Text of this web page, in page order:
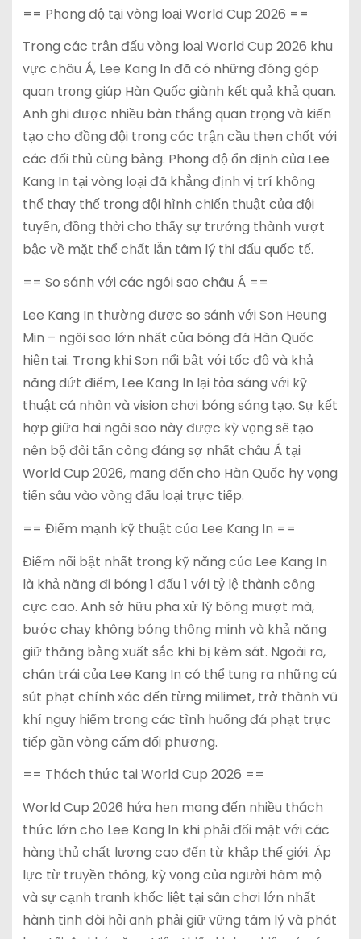
== Phong độ tại vòng loại World Cup 2026 ==
Trong các trận đấu vòng loại World Cup 2026 khu
vực châu Á, Lee Kang In đã có những đóng góp
quan trọng giúp Hàn Quốc giành kết quả khả quan.
Anh ghi được nhiều bàn thắng quan trọng và kiến
tạo cho đồng đội trong các trận cầu then chốt với
các đối thủ cùng bảng. Phong độ ổn định của Lee
Kang In tại vòng loại đã khẳng định vị trí không
thể thay thế trong đội hình chiến thuật của đội
tuyển, đồng thời cho thấy sự trưởng thành vượt
bậc về mặt thể chất lẫn tâm lý thi đấu quốc tế.
== So sánh với các ngôi sao châu Á ==
Lee Kang In thường được so sánh với Son Heung
Min – ngôi sao lớn nhất của bóng đá Hàn Quốc
hiện tại. Trong khi Son nổi bật với tốc độ và khả
năng dứt điểm, Lee Kang In lại tỏa sáng với kỹ
thuật cá nhân và vision chơi bóng sáng tạo. Sự kết
hợp giữa hai ngôi sao này được kỳ vọng sẽ tạo
nên bộ đôi tấn công đáng sợ nhất châu Á tại
World Cup 2026, mang đến cho Hàn Quốc hy vọng
tiến sâu vào vòng đấu loại trực tiếp.
== Điểm mạnh kỹ thuật của Lee Kang In ==
Điểm nổi bật nhất trong kỹ năng của Lee Kang In
là khả năng đi bóng 1 đấu 1 với tỷ lệ thành công
cực cao. Anh sở hữu pha xử lý bóng mượt mà,
bước chạy không bóng thông minh và khả năng
giữ thăng bằng xuất sắc khi bị kèm sát. Ngoài ra,
chân trái của Lee Kang In có thể tung ra những cú
sút phạt chính xác đến từng milimet, trở thành vũ
khí nguy hiểm trong các tình huống đá phạt trực
tiếp gần vòng cấm đối phương.
== Thách thức tại World Cup 2026 ==
World Cup 2026 hứa hẹn mang đến nhiều thách
thức lớn cho Lee Kang In khi phải đối mặt với các
hàng thủ chất lượng cao đến từ khắp thế giới. Áp
lực từ truyền thông, kỳ vọng của người hâm mộ
và sự cạnh tranh khốc liệt tại sân chơi lớn nhất
hành tinh đòi hỏi anh phải giữ vững tâm lý và phát